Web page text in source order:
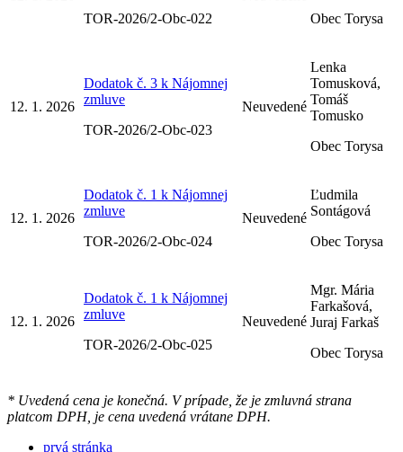
TOR-2026/2-Obc-022
Obec Torysa
12. 1. 2026
Dodatok č. 3 k Nájomnej
zmluve
TOR-2026/2-Obc-023
Neuvedené
Lenka
Tomusková,
Tomáš
Tomusko
Obec Torysa
12. 1. 2026
Dodatok č. 1 k Nájomnej
zmluve
TOR-2026/2-Obc-024
Neuvedené
Ľudmila
Sontágová
Obec Torysa
12. 1. 2026
Dodatok č. 1 k Nájomnej
zmluve
TOR-2026/2-Obc-025
Neuvedené
Mgr. Mária
Farkašová,
Juraj Farkaš
Obec Torysa
* Uvedená cena je konečná. V prípade, že je zmluvná strana
platcom DPH, je cena uvedená vrátane DPH.
prvá stránka